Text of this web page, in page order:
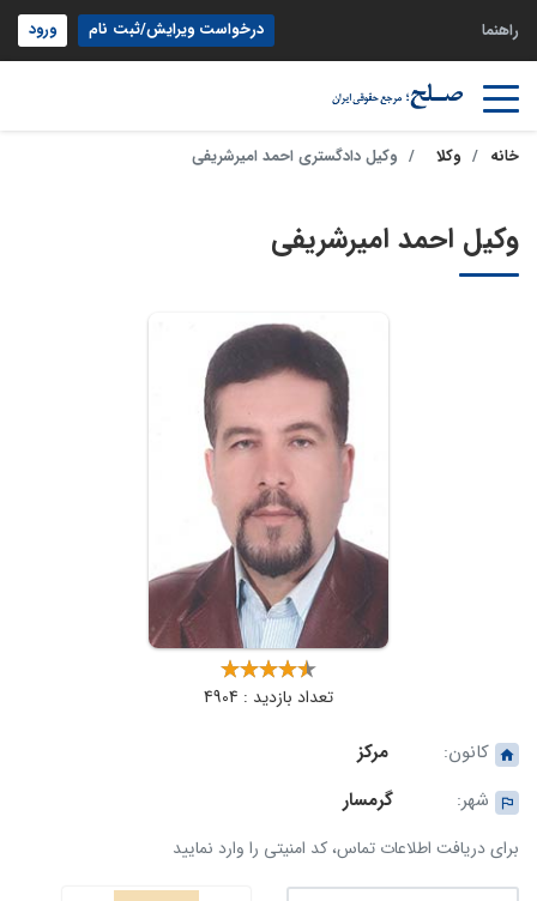
راهنما درخواست ویرایش/ثبت نام ورود
خانه وکلا وکیل دادگستری احمد امیرشریفی
وکیل احمد امیرشریفی
تعداد بازدید : 4904
کانون:
مرکز
شهر:
گرمسار
برای دریافت اطلاعات تماس، کد امنیتی را وارد نمایید